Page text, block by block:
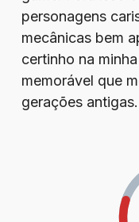
personagens
mecânicas bem
certinho na
memorável que
gerações antigas.